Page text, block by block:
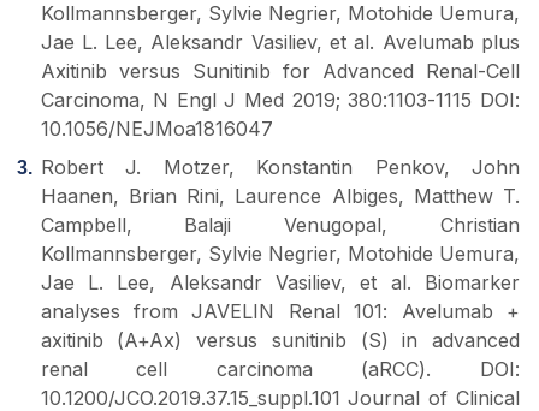
Kollmannsberger, Sylvie Negrier, Motohide Uemura,
Jae L. Lee, Aleksandr Vasiliev, et al. Avelumab plus
Axitinib versus Sunitinib for Advanced Renal-Cell
Carcinoma, N Engl J Med 2019; 380:1103-1115 DOI:
10.1056/NEJMoa1816047
Robert J. Motzer, Konstantin Penkov, John
Haanen, Brian Rini, Laurence Albiges, Matthew T.
Campbell, Balaji Venugopal, Christian
Kollmannsberger, Sylvie Negrier, Motohide Uemura,
Jae L. Lee, Aleksandr Vasiliev, et al. Biomarker
analyses from JAVELIN Renal 101: Avelumab +
axitinib (A+Ax) versus sunitinib (S) in advanced
renal cell carcinoma (aRCC). DOI:
10.1200/JCO.2019.37.15_suppl.101 Journal of Clinical